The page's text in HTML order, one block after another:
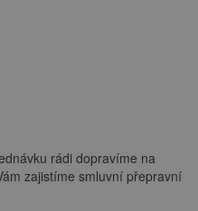
rádi dopravíme na
zajistíme smluvní přepravní